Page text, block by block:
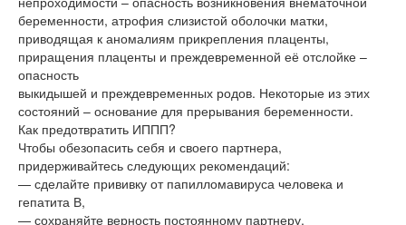
беременности, атрофия слизистой оболочки матки,
приводящая к аномалиям прикрепления плаценты,
приращения плаценты и преждевременной её отслойке –
опасность
выкидышей и преждевременных родов. Некоторые из этих
состояний – основание для прерывания беременности.
Как предотвратить ИППП?
Чтобы обезопасить себя и своего партнера,
придерживайтесь следующих рекомендаций:
— сделайте прививку от папилломавируса человека и
гепатита В,
— сохраняйте верность постоянному партнеру,